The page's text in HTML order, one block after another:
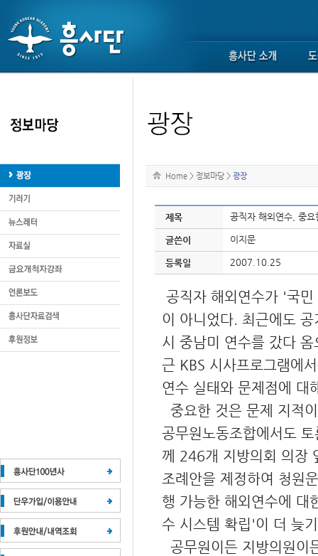
Home > 정보마당 > 광장
제목 공직자 해외연수, 중
글쓴이 이지문
등록일 2007.10.25
공직자 해외연수가 '국
이 아니었다. 최근에도
시 중남미 연수를 갔다
근 KBS 시사프로그램에
연수 실태와 문제점에 대
중요한 것은 문제 지적
공무원노동조합에서도
께 246개 지방의회 의장
조례안을 제정하여 청원
행 가능한 해외연수에 대
수 시스템 확립'이 더 늦
공무원이든 지방의원이